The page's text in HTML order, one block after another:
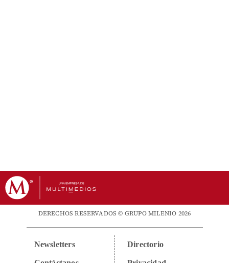
DERECHOS RESERVADOS © GRUPO MILENIO 2026
Newsletters Directorio